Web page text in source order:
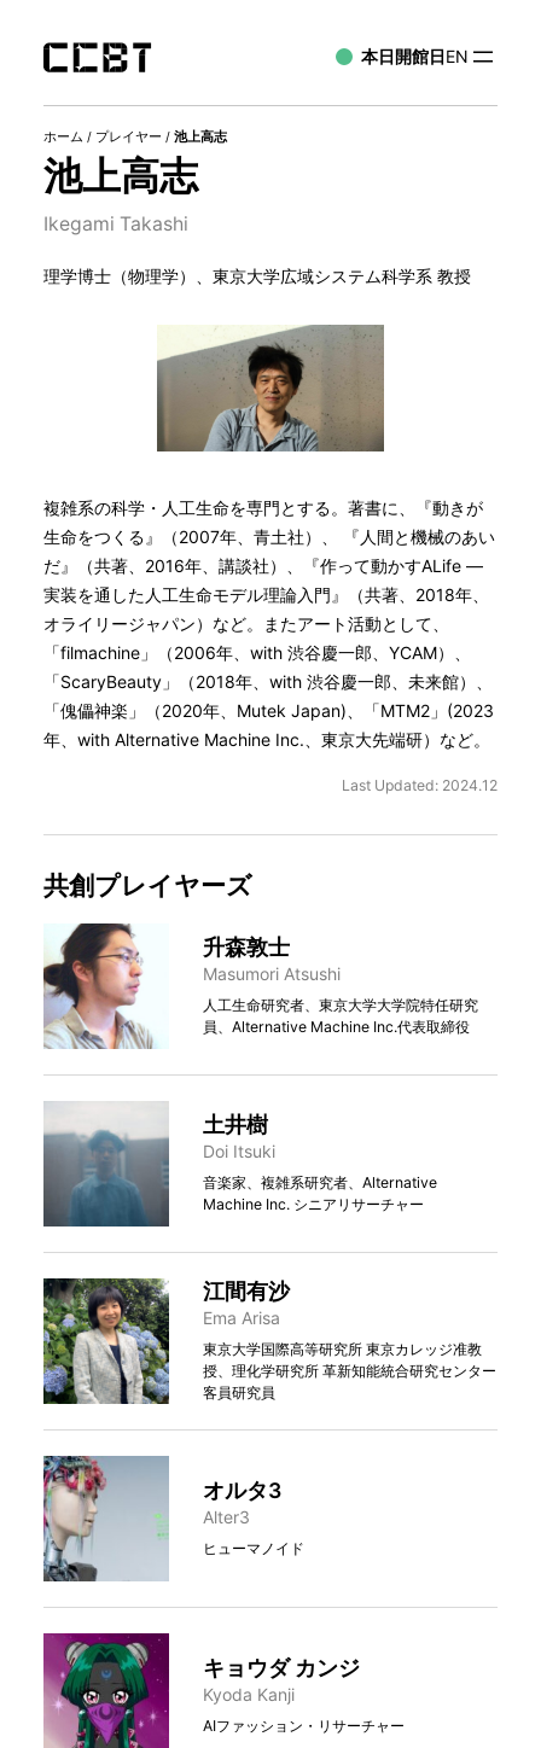
本日開館日EN
ホーム / プレイヤー / 池上高志
池上高志
Ikegami Takashi
理学博士（物理学）、東京大学広域システム科学系 教授
複雑系の科学・人工生命を専門とする。著書に、『動きが
生命をつくる』（2007年、青土社）、 『人間と機械のあい
だ』（共著、2016年、講談社）、『作って動かすALife ―
実装を通した人工生命モデル理論入門』（共著、2018年、
オライリージャパン）など。またアート活動として、
「filmachine」（2006年、with 渋谷慶一郎、YCAM）、
「ScaryBeauty」（2018年、with 渋谷慶一郎、未来館）、
「傀儡神楽」（2020年、Mutek Japan)、「MTM2」(2023
年、with Alternative Machine Inc.、東京大先端研）など。
Last Updated: 2024.12
共創プレイヤーズ
升森敦⼠
Masumori Atsushi
人工生命研究者、東京大学大学院特任研究
員、Alternative Machine Inc.代表取締役
土井樹
Doi Itsuki
音楽家、複雑系研究者、Alternative
Machine Inc. シニアリサーチャー
江間有沙
Ema Arisa
東京大学国際高等研究所 東京カレッジ准教
授、理化学研究所 革新知能統合研究センター
客員研究員
オルタ3
Alter3
ヒューマノイド
キョウダ カンジ
Kyoda Kanji
AIファッション・リサーチャー